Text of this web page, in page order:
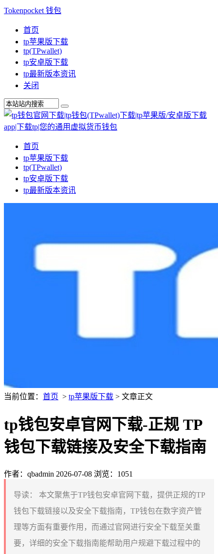
Tokenpocket 钱包
首页
tp苹果版下载
tp(TPwallet)
tp安卓版下载
tp最新版本资讯
关闭
首页
tp苹果版下载
tp(TPwallet)
tp安卓版下载
tp最新版本资讯
当前位置： 首页 > tp苹果版下载 > 文章正文
tp钱包安卓官网下载-正规 TP
钱包下载链接及安全下载指南
作者：qbadmin 2026-07-08 浏览：1051
导读：
本文聚焦于TP钱包安卓官网下载，提供正规的TP
钱包下载链接以及安全下载指南，TP钱包在数字资产管
理等方面有重要作用，而通过官网进行安全下载至关重
要，详细的安全下载指南能帮助用户规避下载过程中的